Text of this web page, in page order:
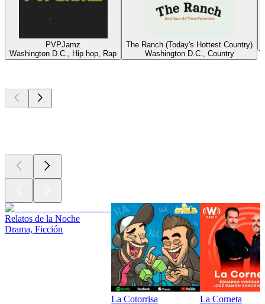
PVPJamz
Washington D.C., Hip hop, Rap
The Ranch (Today's Hottest Country)
Washington D.C., Country
Relatos de la Noche
Drama, Ficción
La Cotorrisa La Corneta